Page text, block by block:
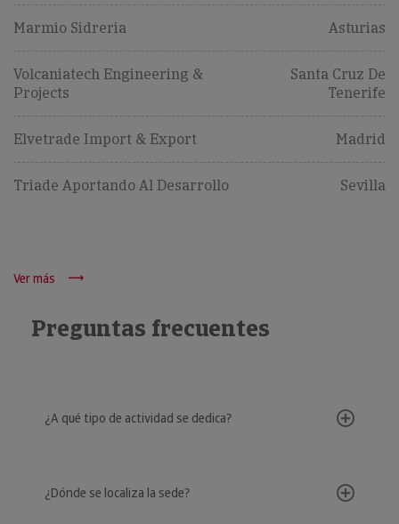
Marmio Sidreria Asturias
Volcaniatech Engineering &
Projects
Santa Cruz De
Tenerife
Elvetrade Import & Export Madrid
Triade Aportando Al Desarrollo Sevilla
Ver más
Preguntas frecuentes
¿A qué tipo de actividad se dedica?
¿Dónde se localiza la sede?